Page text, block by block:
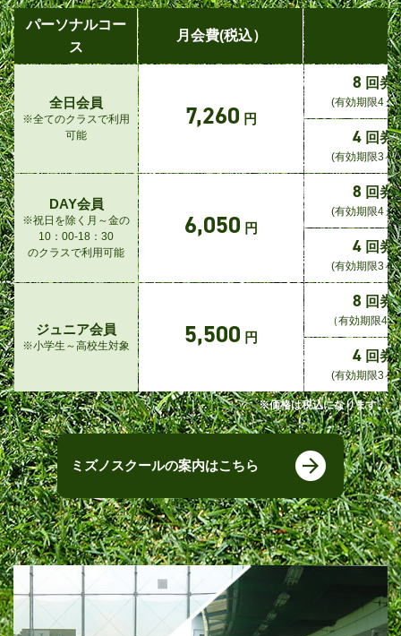
パーソナルコー
ス
月会費(税込）
全日会員
※全てのクラスで利用
可能
7,260 円
8 回券
(有効期限4ヵ
4 回券
(有効期限3ヶ
DAY会員
※祝日を除く月～金の
10：00-18：30
のクラスで利用可能
6,050 円
8 回券
(有効期限4ヵ
4 回券
(有効期限3ヶ
ジュニア会員
※小学生～高校生対象 5,500 円
8 回券
（有効期限4
4 回券
(有効期限3ヶ
※価格は税込になります。
ミズノスクールの案内はこちら